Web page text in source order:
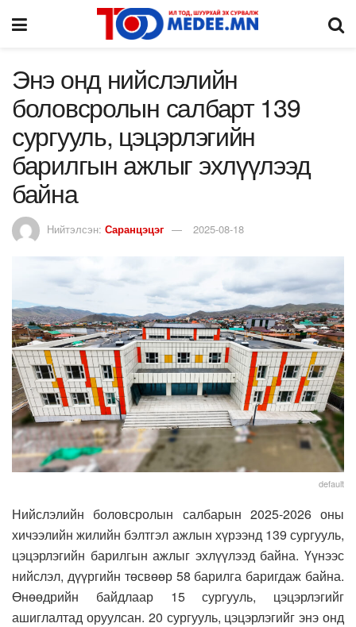
Энэ онд нийслэлийн
боловсролын салбарт 139
сургууль, цэцэрлэгийн
барилгын ажлыг эхлүүлээд
байна
Нийтэлсэн: Саранцэцэг 2025-08-18
default
Нийслэлийн боловсролын салбарын 2025-2026 оны
хичээлийн жилийн бэлтгэл ажлын хүрээнд 139 сургууль,
цэцэрлэгийн барилгын ажлыг эхлүүлээд байна. Үүнээс
нийслэл, дүүргийн төсвөөр 58 барилга баригдаж байна.
Өнөөдрийн байдлаар 15 сургууль, цэцэрлэгийг
ашиглалтад оруулсан. 20 сургууль, цэцэрлэгийг энэ онд